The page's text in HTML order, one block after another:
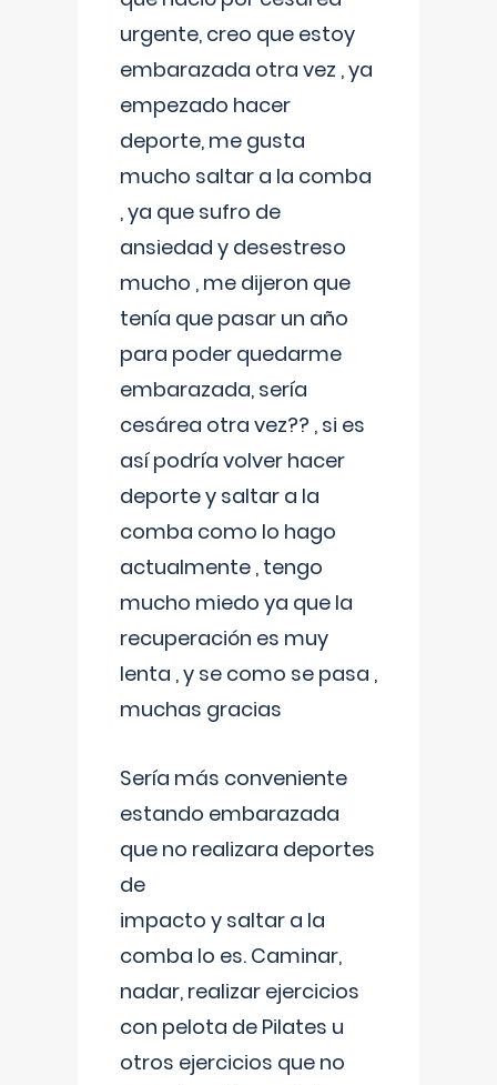
urgente, creo que estoy
embarazada otra vez , ya
empezado hacer
deporte, me gusta
mucho saltar a la comba
, ya que sufro de
ansiedad y desestreso
mucho , me dijeron que
tenía que pasar un año
para poder quedarme
embarazada, sería
cesárea otra vez?? , si es
así podría volver hacer
deporte y saltar a la
comba como lo hago
actualmente , tengo
mucho miedo ya que la
recuperación es muy
lenta , y se como se pasa ,
muchas gracias
Sería más conveniente
estando embarazada
que no realizara deportes
de
impacto y saltar a la
comba lo es. Caminar,
nadar, realizar ejercicios
con pelota de Pilates u
otros ejercicios que no